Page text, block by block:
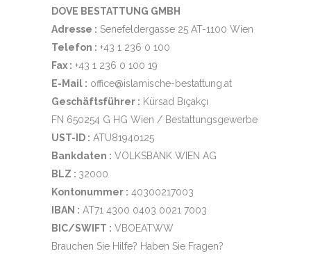
DOVE BESTATTUNG GMBH
Adresse : Senefeldergasse 25 AT-1100 Wien
Telefon : +43 1 236 0 100
Fax : +43 1 236 0 100 19
E-Mail : office@islamische-bestattung.at
Geschäftsführer : Kürsad Bıçakçı
FN 650254 G HG Wien / Bestattungsgewerbe
UST-ID : ATU81940125
Bankdaten : VOLKSBANK WIEN AG
BLZ : 32000
Kontonummer : 40300217003
IBAN : AT71 4300 0403 0021 7003
BIC/SWIFT : VBOEATWW
Brauchen Sie Hilfe? Haben Sie Fragen?